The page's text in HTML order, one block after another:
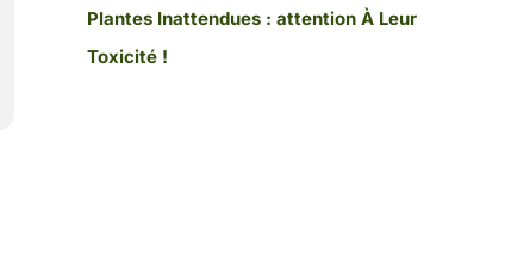
Plantes Inattendues : attention À Leur
Toxicité !